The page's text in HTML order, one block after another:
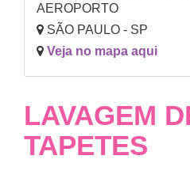
AEROPORTO
SÃO PAULO - SP
Veja no mapa aqui
LAVAGEM
TAPETES